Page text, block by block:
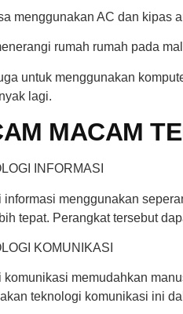
menggunakan AC dan kipas
rumah rumah pada
untuk menggunakan
lagi.
MACAM
INFORMASI
informasi menggunakan
tepat. Perangkat tersebut
KOMUNIKASI
komunikasi memudahkan
teknologi komunikasi ini